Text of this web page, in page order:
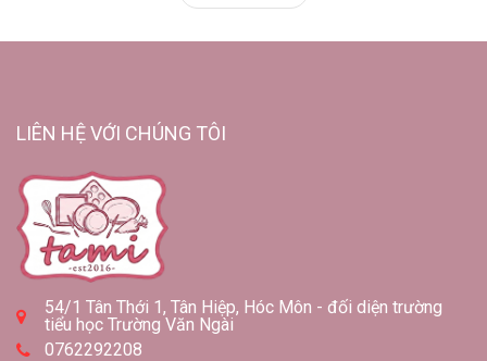
LIÊN HỆ VỚI CHÚNG TÔI
54/1 Tân Thới 1, Tân Hiệp, Hóc Môn - đối diện trường
tiểu học Trường Văn Ngài
0762292208